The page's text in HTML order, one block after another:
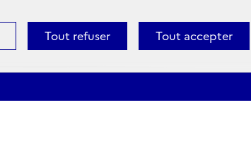
Tout accepter
Tout refuser